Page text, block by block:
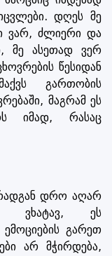
დღეს მე
ვარ, ძლიერი და
მე ასეთად ვერ
წესიდან
გართობის
მაგრამ ეს
იმად, რასაც
დრო აღარ
ვხატავ, ეს
გარეთ
არ მჭირდება,